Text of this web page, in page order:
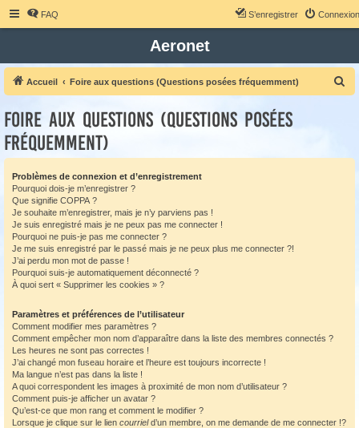
FAQ Connexion
S’enregistrer
Aeronet
Accueil Foire aux questions (Questions posées fréquemment)
e
Foire aux questions (Questions posées
fréquemment)
Problèmes de connexion et d’enregistrement
Pourquoi dois-je m’enregistrer ?
Que signifie COPPA ?
Je souhaite m’enregistrer, mais je n’y parviens pas !
Je suis enregistré mais je ne peux pas me connecter !
Pourquoi ne puis-je pas me connecter ?
Je me suis enregistré par le passé mais je ne peux plus me connecter ?!
J’ai perdu mon mot de passe !
Pourquoi suis-je automatiquement déconnecté ?
À quoi sert « Supprimer les cookies » ?
Paramètres et préférences de l’utilisateur
Comment modifier mes paramètres ?
Comment empêcher mon nom d’apparaître dans la liste des membres connectés ?
Les heures ne sont pas correctes !
J’ai changé mon fuseau horaire et l’heure est toujours incorrecte !
Ma langue n’est pas dans la liste !
A quoi correspondent les images à proximité de mon nom d’utilisateur ?
Comment puis-je afficher un avatar ?
Qu’est-ce que mon rang et comment le modifier ?
Lorsque je clique sur le lien courrield’un membre, on me demande de me connecter !?